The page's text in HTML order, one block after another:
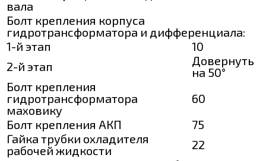
вала
Болт крепления корпуса
гидротрансформатора и дифференциала:
1-й этап
10
2-й этап
Довернуть
на 50°
Болт крепления
гидротрансформатора
маховику
60
Болт крепления АКП
75
Гайка трубки охладителя
рабочей жидкости
22